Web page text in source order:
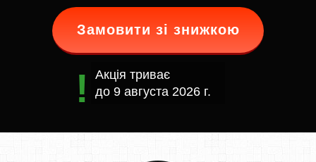
Замовити зі знижкою
Акція триває
до 9 августа 2026 г.